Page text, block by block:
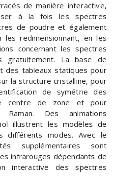
de manière interactive,
à la fois les spectres
de poudre et également
redimensionnant, en les
concernant les spectres
gratuitement. La base de
des tableaux statiques pour
la structure cristalline, pour
de symétrie des
centre de zone et pour
Des animations
illustrent les modèles de
différents modes. Avec le
supplémentaires sont
infrarouges dépendants de
interactive des spectres